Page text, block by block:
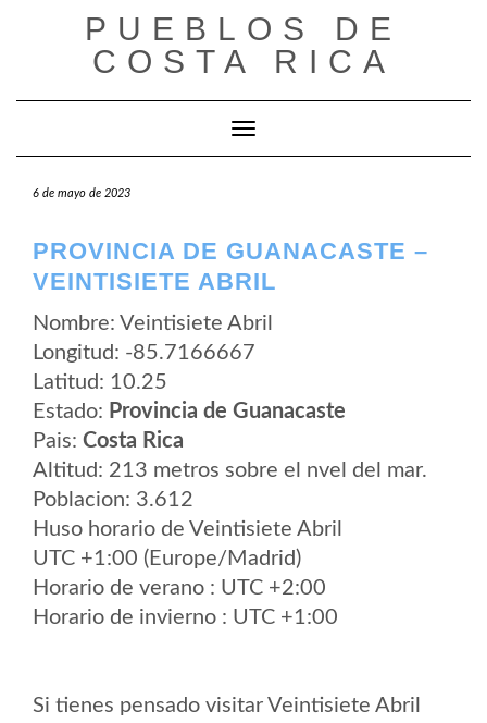
PUEBLOS DE
COSTA RICA
Cambiar modo de navegación
6 de mayo de 2023
PROVINCIA DE GUANACASTE –
VEINTISIETE ABRIL
Nombre: Veintisiete Abril
Longitud: -85.7166667
Latitud: 10.25
Estado: Provincia de Guanacaste
Pais: Costa Rica
Altitud: 213 metros sobre el nvel del mar.
Poblacion: 3.612
Huso horario de Veintisiete Abril
UTC +1:00 (Europe/Madrid)
Horario de verano : UTC +2:00
Horario de invierno : UTC +1:00
Si tienes pensado visitar Veintisiete Abril